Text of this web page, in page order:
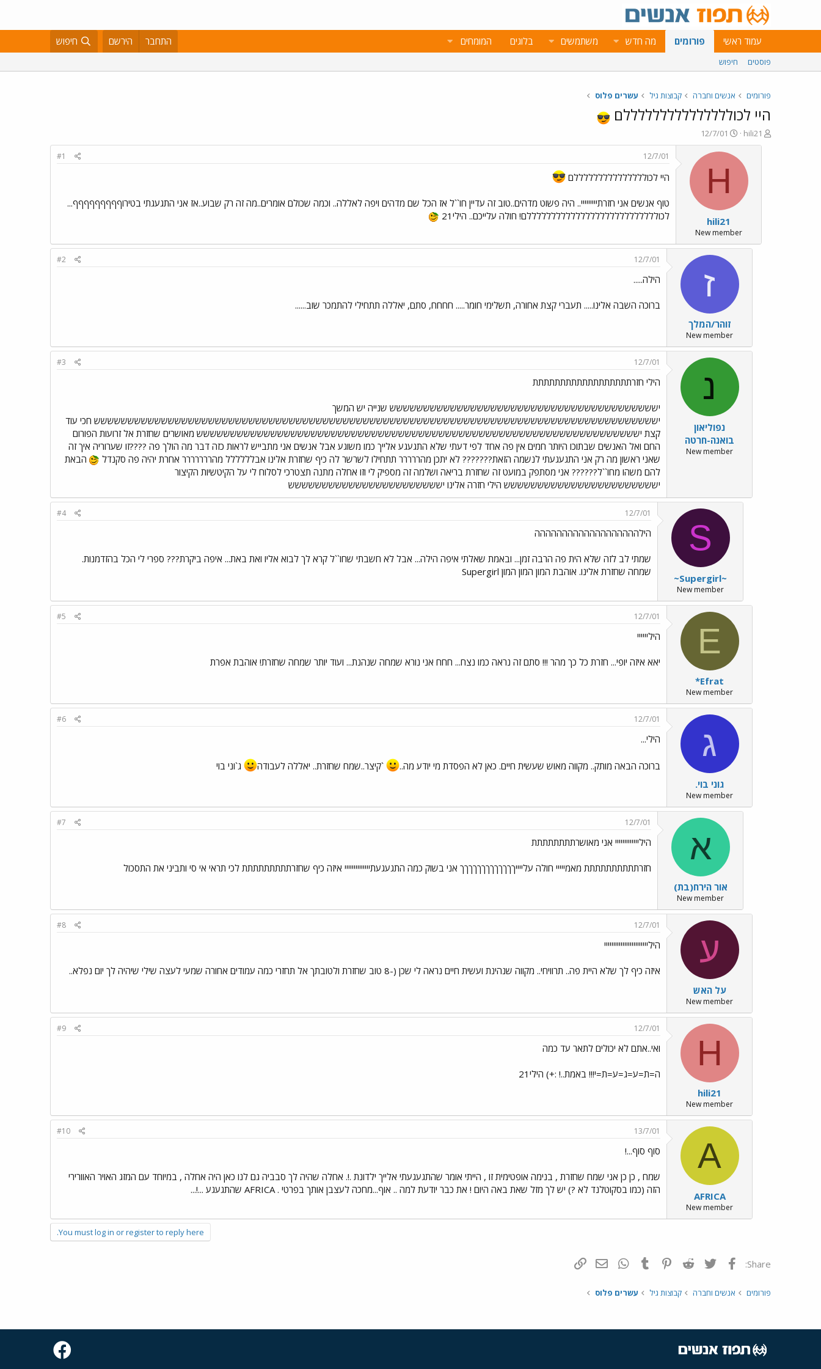
עמוד ראשי פורומים מה חדש משתמשים בלוגים המומחים התחבר הירשם חיפוש
פוסטים חיפוש
פורומים אנשים וחברה קבוצות גיל עשרים פלוס
היי לכולללללללללללללללם
פ
ו
hili21
פ
ו
ר
ם
א
ר
י
ך
12/7/01
H
hili21
New member
12/7/01
#1
היי לכולללללללללללללללם
טוף אנשים אני חזרתייייייייי.. היה פשוט מדהים..טוב זה עדיין חו``ל אז הכל שם מדהים ויפה לאללה.. וכמה שכולם אומרים..מה זה רק שבוע..אז אני התגעגתי בטירוףףףףףףףףף...
לכולללללללללללללללללללללללללללם! חולה עלייכם.. הילי21
ז
זוהר/המלך
New member
12/7/01
#2
הילה.....
ברוכה השבה אלינו..... תעברי קצת אחורה, תשלימי חומר..... חחחח, סתם, יאללה תתחילי להתמכר שוב......
נ
נפוליאון
בואנה-חרטה
New member
12/7/01
#3
הילי חזרתתתתתתתתתתתתתתתתתת
ישששששששששששששששששששששששששששששששששששששששש שנייה יש המשך
ישששששששששששששששששששששששששששששששששששששששששששששששששששששששששששששששששששששששששששששששששששש חכי עוד
קצת ישששששששששששששששששששששששששששששששששששששששששששששששששששששששששששששששששש מאושרים שחזרת אל זרועות הפורום
החם ואל האנשים שבתוכו היותר חמים אין פה אחד לפי דעתי שלא התגעגע אלייך כמו משוגע אבל אנשים אני מתבייש לראות כזה דבר מה הולך פה ????זו שערוריה איך זה
שאני ראשון מה רק אני התגעגעתי לנשמה הזאת??????? לא יתכן מהררררר תתחילו לשרשר לה כיף שחזרת אלינו אבלללללל מהררררררר אחרת יהיה פה סקנדל
הבאת
להם משהו מחו``ל?????? אני מסתפק במועט זה שחזרת בריאה ושלמה זה מספיק לי וזו אחלה מתנה תצטרכי לסלוח לי על הקיטשיות הקיצור
יששששששששששששששששששששששש הילי חזרה אלינו יששששששששששששששששששששששש
S
~Supergirl~
New member
12/7/01
#4
הילההההההההההההההההההה
שמתי לב לזה שלא הית פה הרבה זמן... ובאמת שאלתי איפה הילה... אבל לא חשבתי שחו``ל קרא לך לבוא אליו ואת באת... איפה ביקרת??? ספרי לי הכל בהזדמנות.
שמחה שחזרת אלינו. אוהבת המון המון המון Supergirl
E
*Efrat
New member
12/7/01
#5
היליייייי
יאא איזה יופי... חזרת כל כך מהר !!! סתם זה נראה כמו נצח... חחח אני נורא שמחה שנהנת... ועוד יותר שמחה שחזרת! אוהבת אפרת
ג
גוני בוי.
New member
12/7/01
#6
הילי...
ברוכה הבאה מותק.. מקווה מאוש שעשית חיים. כאן לא הפסדת מי יודע מה.. `קיצר..שמח שחזרת.. יאללה לעבודה ג`וני בוי
א
אור הירח(בת)
New member
12/7/01
#7
הילייייייייייייי אני מאושרתתתתתתתת
חזרתתתתתתתתתת מאמייייי חולה עלייייךךךךךךךךךךךךך אני בשוק כמה התגעגעתיייייייייייייי איזה כיף שחזרתתתתתתתתת לכי תראי אי סי ותביני את התסכול
ע
על האש
New member
12/7/01
#8
היליייייייייייייייייייייייי
איזה כיף לך שלא היית פה.. תרוויחי.. מקווה שנהינת ועשית חיים נראה לי שכן (-8 טוב שחזרת ולטובתך אל תחזרי כמה עמודים אחורה שמעי לעצה שילי שיהיה לך יום נפלא..
H
hili21
New member
12/7/01
#9
ואי..אתם לא יכולים לתאר עד כמה
ה=ת=ע=ג=ע=ת=י!!! באמת..! :+) הילי21
A
AFRICA
New member
13/7/01
#10
סוף סוף...!
שמח , כן כן אני שמח שחזרת , בנימה אופטימית זו , הייתי אומר שהתגעגעתי אלייך ילדונת .!. אחלה שהיה לך סבביה גם לנו כאן היה אחלה , במיוחד עם המזג האויר האוורירי
הזה (כמו בסקוטלנד לא ?) יש לך מזל שאת באה היום ! את כבר יודעת למה .. אוף...מחכה לעצבן אותך בפרטי . AFRICA שהתגעגע ...!...
You must log in or register to reply here.
Share: פייסבוק Twitter
Reddit
Pinterest
Tumblr
WhatsAppדואר אלקטרוני
פורומים אנשים וחברה קבוצות גיל עשרים פלוס